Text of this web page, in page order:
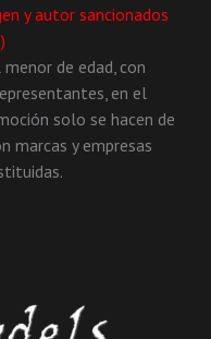
y autor sancionados
de edad, con
en el
solo se hacen de
marcas y empresas